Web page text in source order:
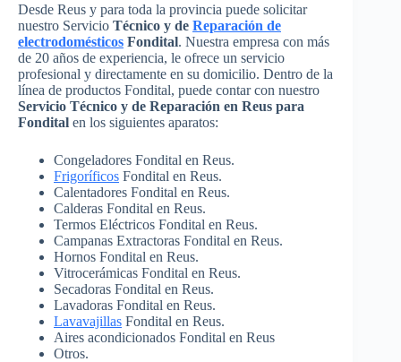
Desde Reus y para toda la provincia puede solicitar
nuestro Servicio Técnico y de Reparación de
electrodomésticos Fondital. Nuestra empresa con más
de 20 años de experiencia, le ofrece un servicio
profesional y directamente en su domicilio. Dentro de la
línea de productos Fondital, puede contar con nuestro
Servicio Técnico y de Reparación en Reus para
Fondital en los siguientes aparatos:
Congeladores Fondital en Reus.
Frigoríficos Fondital en Reus.
Calentadores Fondital en Reus.
Calderas Fondital en Reus.
Termos Eléctricos Fondital en Reus.
Campanas Extractoras Fondital en Reus.
Hornos Fondital en Reus.
Vitrocerámicas Fondital en Reus.
Secadoras Fondital en Reus.
Lavadoras Fondital en Reus.
Lavavajillas Fondital en Reus.
Aires acondicionados Fondital en Reus
Otros.